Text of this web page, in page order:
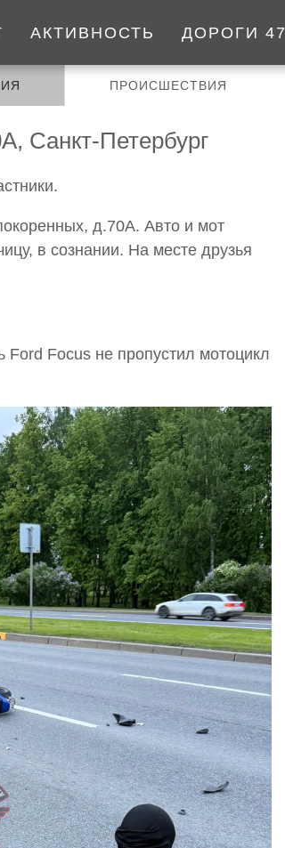
ДОРОГИ 47
АКТИВНОСТЬ
ПРОИСШЕСТВИЯ
Санкт-Петербург
д.70А. Авто и мот
в сознании. На месте друзья
Focus не пропустил мотоцикл